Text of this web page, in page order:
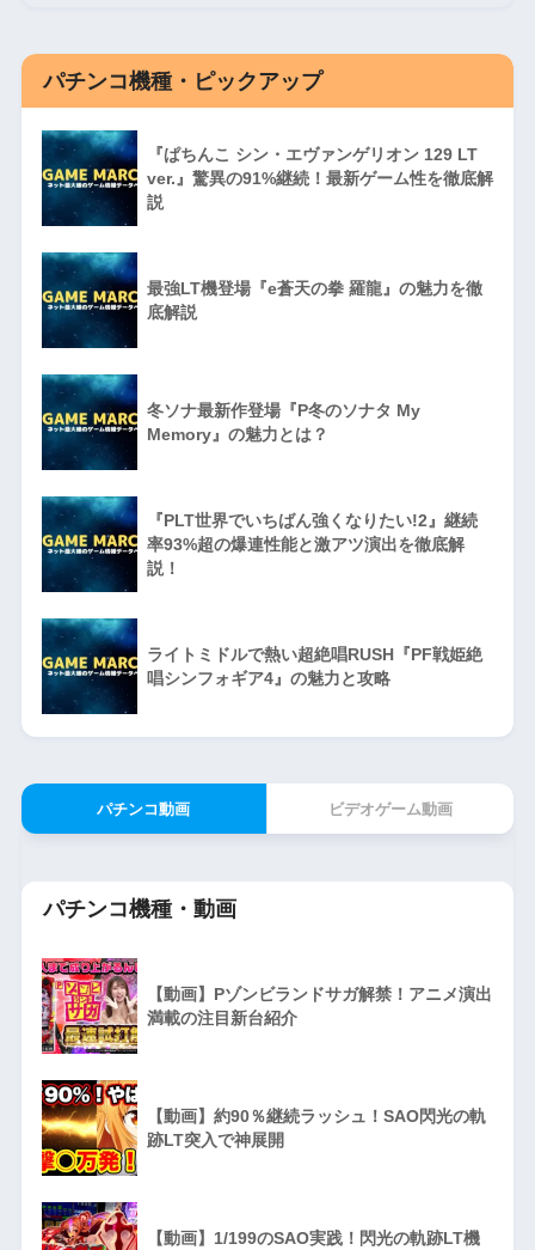
パチンコ機種・ピックアップ
『ぱちんこ シン・エヴァンゲリオン 129 LT
ver.』驚異の91%継続！最新ゲーム性を徹底解
説
最強LT機登場『e蒼天の拳 羅龍』の魅力を徹
底解説
冬ソナ最新作登場『P冬のソナタ My
Memory』の魅力とは？
『PLT世界でいちばん強くなりたい!2』継続
率93%超の爆連性能と激アツ演出を徹底解
説！
ライトミドルで熱い超絶唱RUSH『PF戦姫絶
唱シンフォギア4』の魅力と攻略
パチンコ動画 ビデオゲーム動画
パチンコ機種・動画
【動画】Pゾンビランドサガ解禁！アニメ演出
満載の注目新台紹介
【動画】約90％継続ラッシュ！SAO閃光の軌
跡LT突入で神展開
【動画】1/199のSAO実践！閃光の軌跡LT機